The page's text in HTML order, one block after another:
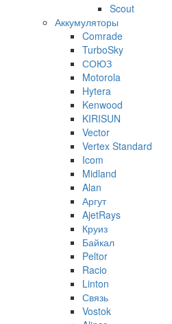
Scout
Аккумуляторы
Comrade
TurboSky
СОЮЗ
Motorola
Hytera
Kenwood
KIRISUN
Vector
Vertex Standard
Icom
Midland
Alan
Аргут
AjetRays
Круиз
Байкал
Peltor
Racio
Linton
Связь
Vostok